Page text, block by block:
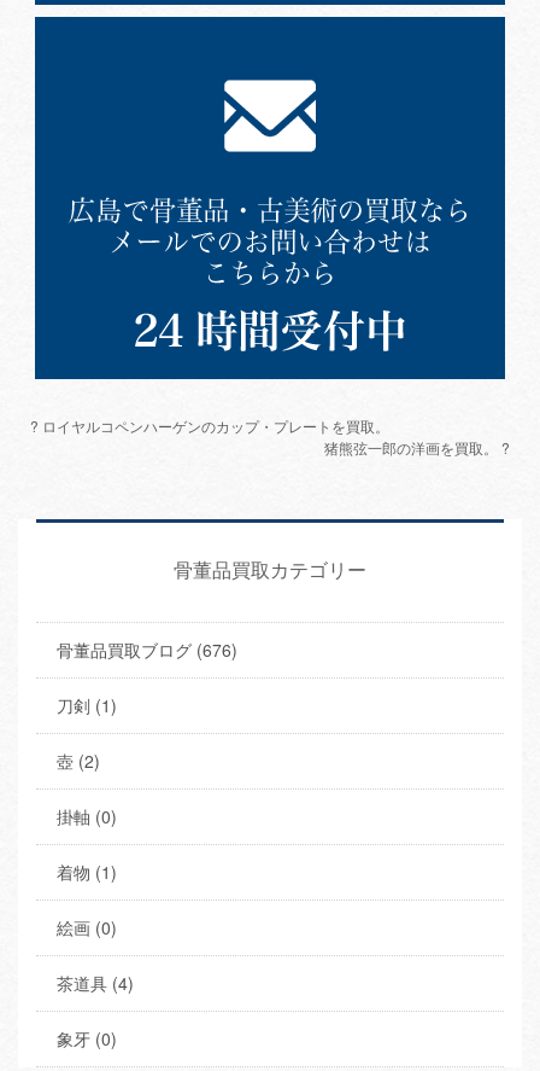
? ロイヤルコペンハーゲンのカップ・プレートを買取。
猪熊弦一郎の洋画を買取。 ?
骨董品買取カテゴリー
骨董品買取ブログ (676)
刀剣 (1)
壺 (2)
掛軸 (0)
着物 (1)
絵画 (0)
茶道具 (4)
象牙 (0)